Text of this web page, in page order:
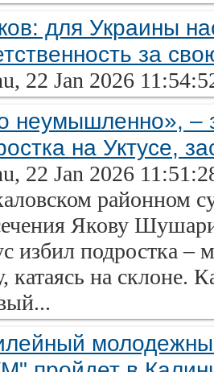
для Украины
за
22 Jan 2026
неумышленно», –
на Уктусе,
22 Jan 2026
районном
Якову
избил подростка –
катаясь на склоне.